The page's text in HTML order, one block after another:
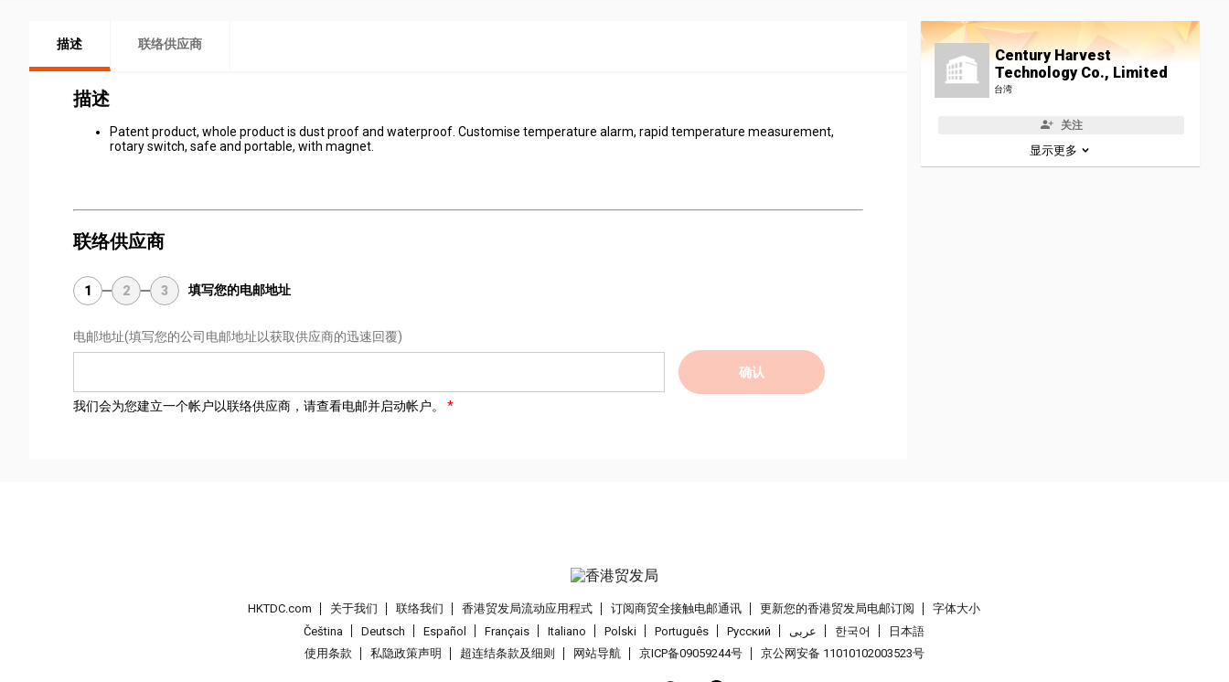
描述 联络供应商
描述
Patent product, whole product is dust proof and waterproof. Customise temperature alarm, rapid temperature measurement,
rotary switch, safe and portable, with magnet.
联络供应商
1 2 3 填写您的电邮地址
电邮地址(填写您的公司电邮地址以获取供应商的迅速回覆)
确认
我们会为您建立一个帐户以联络供应商，请查看电邮并启动帐户。
Century Harvest
Technology Co., Limited
台湾
关注
显示更多
HKTDC.com 关于我们 联络我们 香港贸发局流动应用程式 订阅商贸全接触电邮通讯 更新您的香港贸发局电邮订阅
字体大小
Čeština
Deutsch Español Français Italiano Polski Português Pусский عربى 한국어
日本語
使用条款
私隐政策声明 超连结条款及细则 网站导航 京ICP备09059244号 京公网安备 11010102003523号